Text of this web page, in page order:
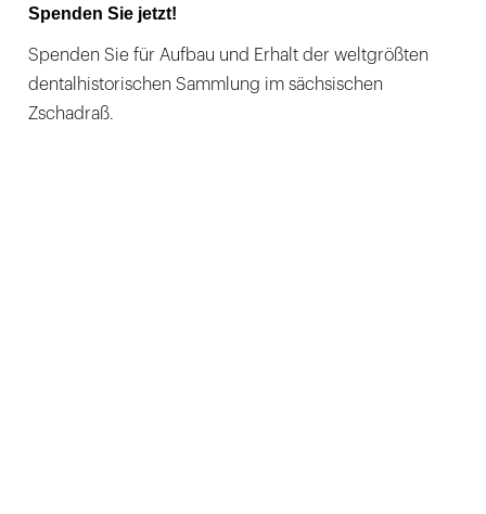
Spenden Sie jetzt!
Spenden Sie für Aufbau und Erhalt der weltgrößten
dentalhistorischen Sammlung im sächsischen
Zschadraß.